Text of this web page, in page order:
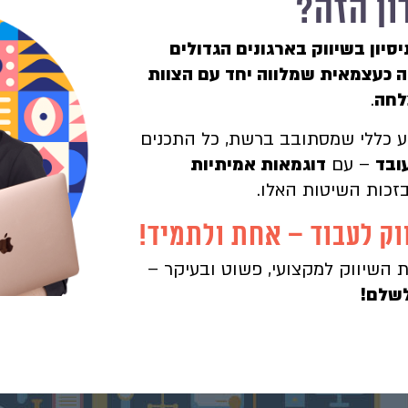
הזה?
בשיווק בארגונים הגדולים
כעצמאית שמלווה יחד עם הצוות
.
כללי שמסתובב ברשת, כל התכנים
– עם דוגמאות אמיתיות
השיטות האלו.
לעבוד – אחת ולתמיד!
השיווק למקצועי, פשוט ובעיקר –
!